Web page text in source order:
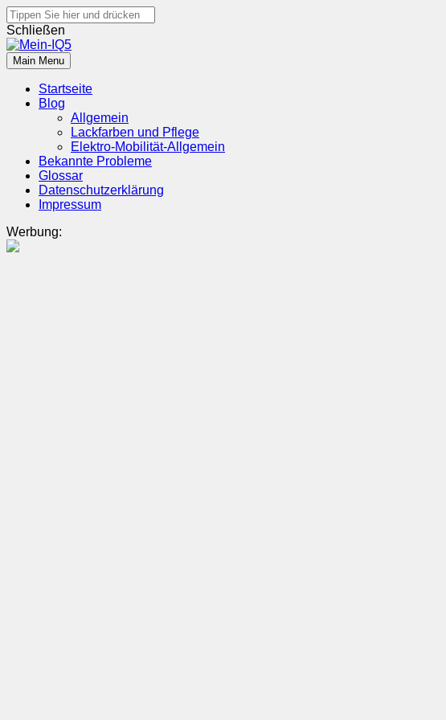
Search
for:
Schließen
Skip
to
content
Mein-IQ5
Alles Wissenswerte über den Hyundai Ioniq 5
Main Menu
Startseite
Blog
Allgemein
Lackfarben und Pflege
Elektro-Mobilität-Allgemein
Bekannte Probleme
Glossar
Datenschutzerklärung
Impressum
Werbung: